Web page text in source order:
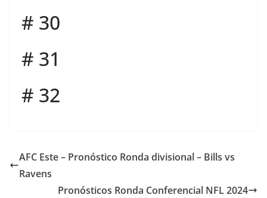
# 30
# 31
# 32
AFC Este – Pronóstico Ronda divisional – Bills vs
Ravens
Pronósticos Ronda Conferencial NFL 2024